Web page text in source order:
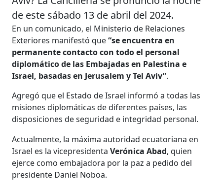
de este sábado 13 de abril del 2024.
En un comunicado, el Ministerio de Relaciones
Exteriores manifestó que“se encuentra en
permanente contacto con todo el personal
diplomático de las Embajadas en Palestina e
Israel, basadas en Jerusalem y Tel Aviv”.
Agregó que el Estado de Israel informó a todas las
misiones diplomáticas de diferentes países, las
disposiciones de seguridad e integridad personal.
Actualmente, la máxima autoridad ecuatoriana en
Israel es la vicepresidentaVerónica Abad, quien
ejerce como embajadora por la paz a pedido del
presidente Daniel Noboa.